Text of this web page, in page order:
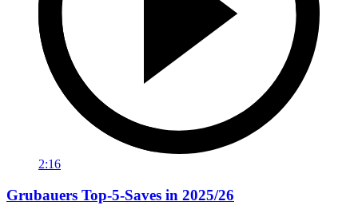
2:16
Grubauers Top-5-Saves in 2025/26